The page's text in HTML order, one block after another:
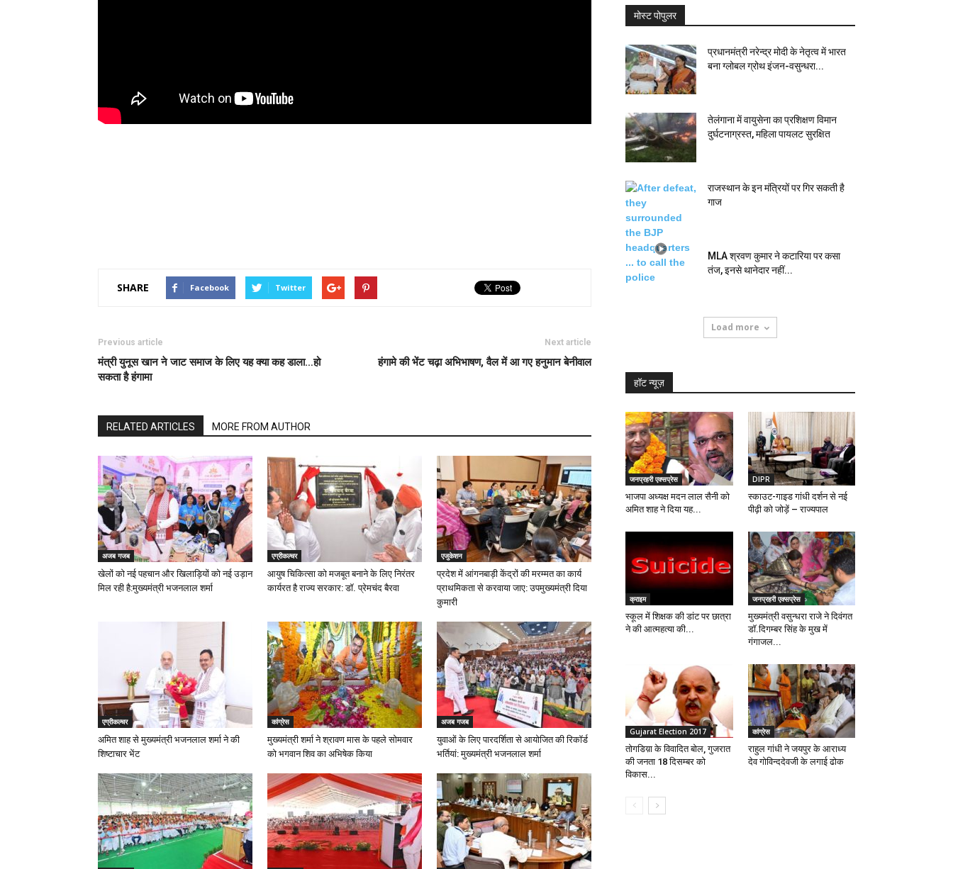
SHARE Facebook Twitter
Previous article
मंत्री युनूस खान ने जाट समाज के लिए यह क्या कह डाला…हो
सकता है हंगामा
Next article
हंगामे की भेंट चढ़ा अभिभाषण, वैल में आ गए हनुमान बेनीवाल
RELATED ARTICLES MORE FROM AUTHOR
अजब गजब
खेलों को नई पहचान और खिलाड़ियों को नई उड़ान
मिल रही है:मुख्यमंत्री भजनलाल शर्मा
एग्रीकल्चर
आयुष चिकित्सा को मजबूत बनाने के लिए निरंतर
कार्यरत है राज्य सरकार: डॉ. प्रेमचंद बैरवा
एजुकेशन
प्रदेश में आंगनबाड़ी केंद्रों की मरम्मत का कार्य
प्राथमिकता से करवाया जाए: उपमुख्यमंत्री दिया
कुमारी
एग्रीकल्चर
अमित शाह से मुख्यमंत्री भजनलाल शर्मा ने की
शिष्टाचार भेंट
कांग्रेस
मुख्यमंत्री शर्मा ने श्रावण मास के पहले सोमवार
को भगवान शिव का अभिषेक किया
अजब गजब
युवाओं के लिए पारदर्शिता से आयोजित की रिकॉर्ड
भर्तियां: मुख्यमंत्री भजनलाल शर्मा
मोस्ट पोपुलर
प्रधानमंत्री नरेन्द्र मोदी के नेतृत्व में भारत
बना ग्लोबल ग्रोथ इंजन-वसुन्धरा...
तेलंगाना में वायुसेना का प्रशिक्षण विमान
दुर्घटनाग्रस्त, महिला पायलट सुरक्षित
राजस्थान के इन मंत्रियों पर गिर सकती है
गाज
MLA श्रवण कुमार ने कटारिया पर कसा
तंज, इनसे थानेदार नहीं...
Load more
हॉट न्यूज़
जनप्रहरी एक्सप्रेस
भाजपा अध्यक्ष मदन लाल सैनी को
अमित शाह ने दिया यह...
DIPR
स्काउट-गाइड गांधी दर्शन से नई
पीढ़ी को जोड़ें – राज्यपाल
क्राइम
स्कूल में शिक्षक की डांट पर छात्रा
ने की आत्महत्या की...
जनप्रहरी एक्सप्रेस
मुख्यमंत्री वसुन्धरा राजे ने दिवंगत
डाॅ.दिगम्बर सिंह के मुख में
गंगाजल...
Gujarat Election 2017
तोगडिय़ा के विवादित बोल, गुजरात
की जनता 18 दिसम्बर को
विकास...
कांग्रेस
राहुल गांधी ने जयपुर के आराध्य
देव गोविन्ददेवजी के लगाई ढोक